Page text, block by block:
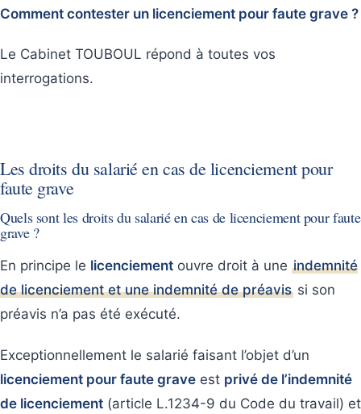
Comment contester un licenciement pour faute grave ?
Le Cabinet TOUBOUL répond à toutes vos
interrogations.
Les droits du salarié en cas de licenciement pour
faute grave
Quels sont les droits du salarié en cas de licenciement pour faute
grave ?
En principe le licenciement ouvre droit à une indemnité
de licenciement et une indemnité de préavis si son
préavis n’a pas été exécuté.
Exceptionnellement le salarié faisant l’objet d’un
licenciement pour faute grave est privé de l’indemnité
de licenciement (article L.1234-9 du Code du travail) et